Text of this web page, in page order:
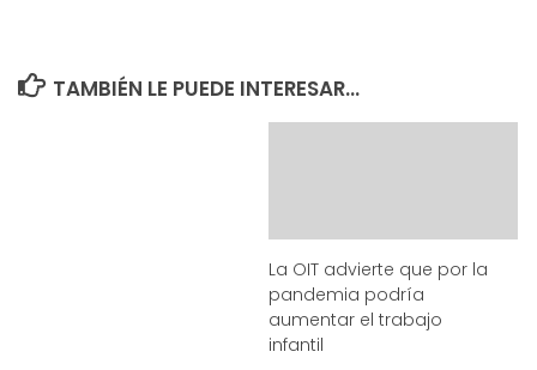
TAMBIÉN LE PUEDE INTERESAR...
La OIT advierte que por la
pandemia podría
aumentar el trabajo
infantil